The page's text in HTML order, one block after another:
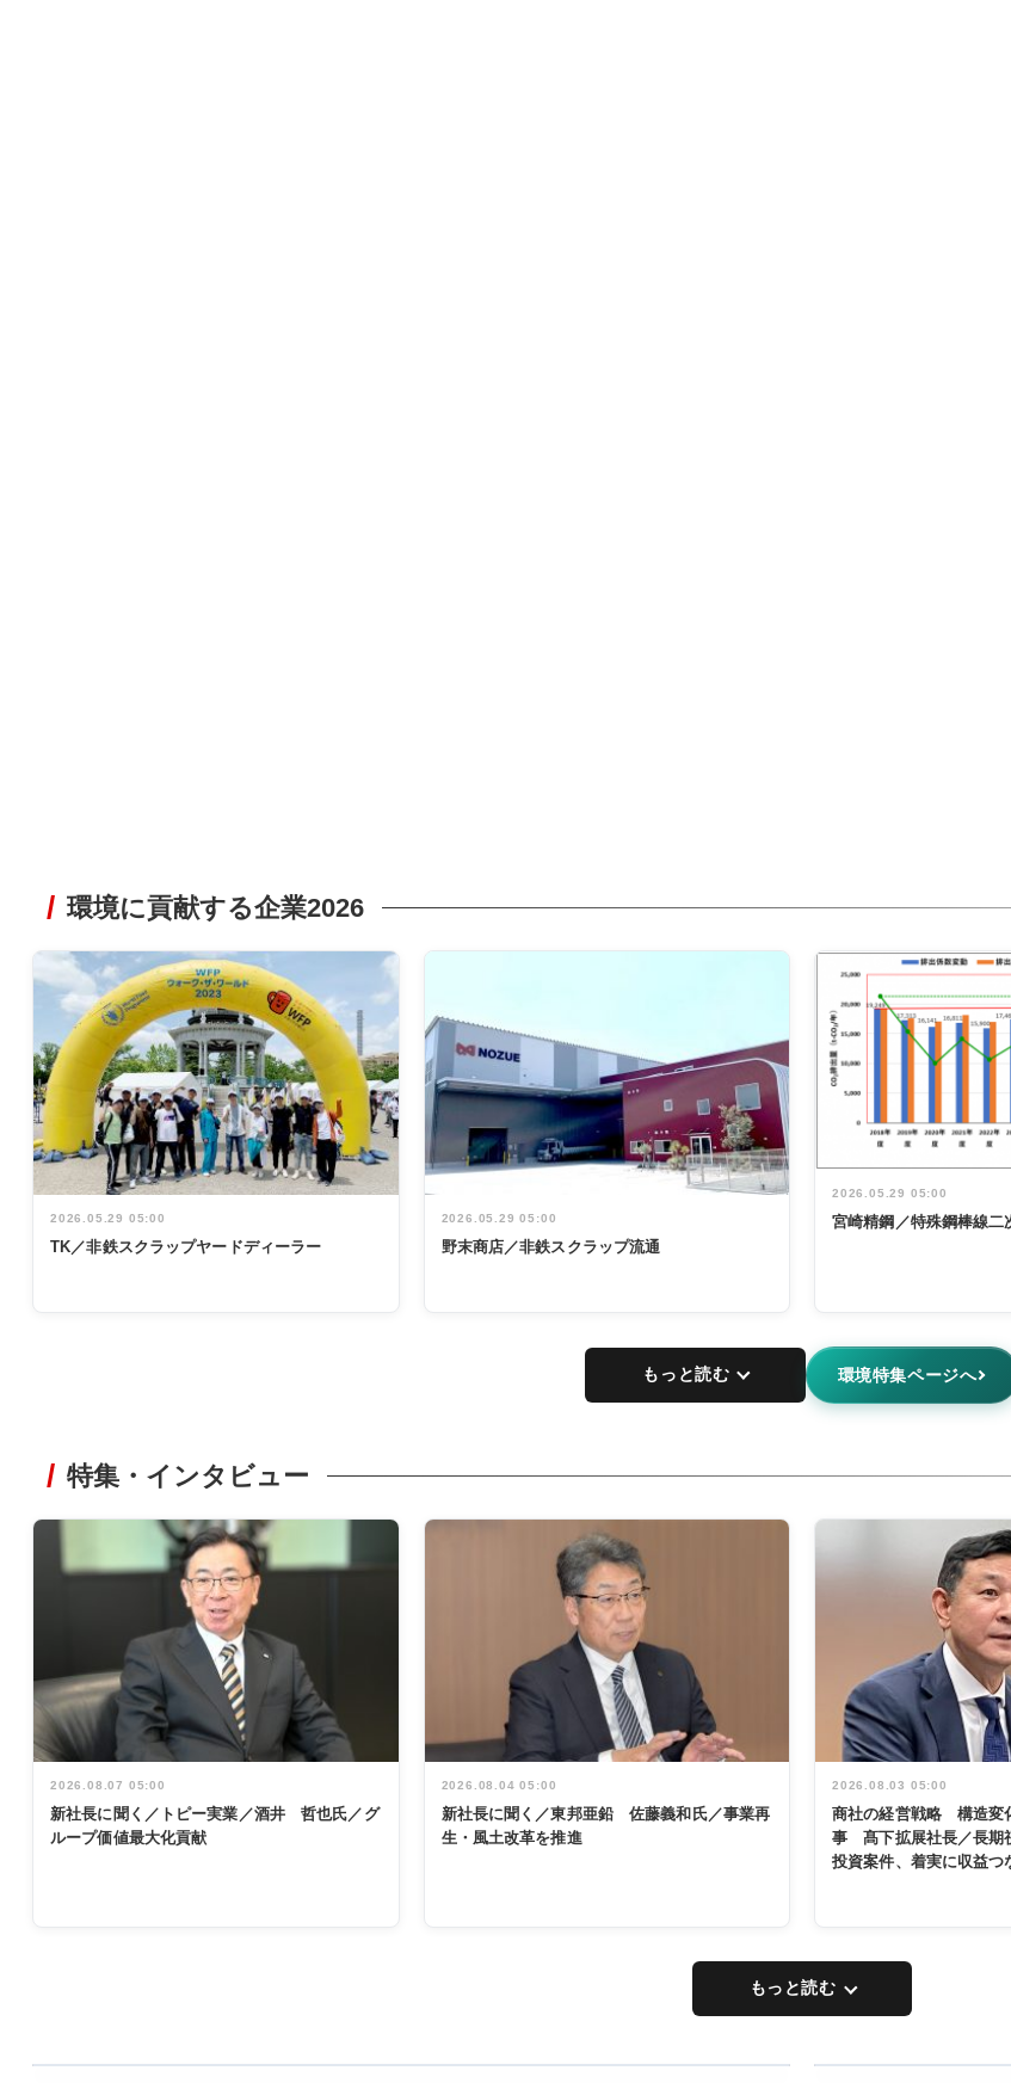
環境に貢献する企業2026
2026.05.29 05:00
TK／非鉄スクラップヤードディーラー
2026.05.29 05:00
野末商店／非鉄スクラップ流通
2026.05.29 05:00
宮崎精鋼／特殊鋼棒線二
もっと読む 環境特集ページへ
特集・インタビュー
2026.08.07 05:00
新社長に聞く／トピー実業／酒井 哲也氏／グ
ループ価値最大化貢献
2026.08.04 05:00
新社長に聞く／東邦亜鉛 佐藤義和氏／事業再
生・風土改革を推進
2026.08.03 05:00
商社の経営戦略 構造変
事 髙下拡展社長／長期
投資案件、着実に収益つ
もっと読む